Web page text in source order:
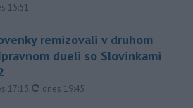
15:51
remizovali v druhom
dueli so Slovinkami
17:13, aktualizované
dnes 19:45